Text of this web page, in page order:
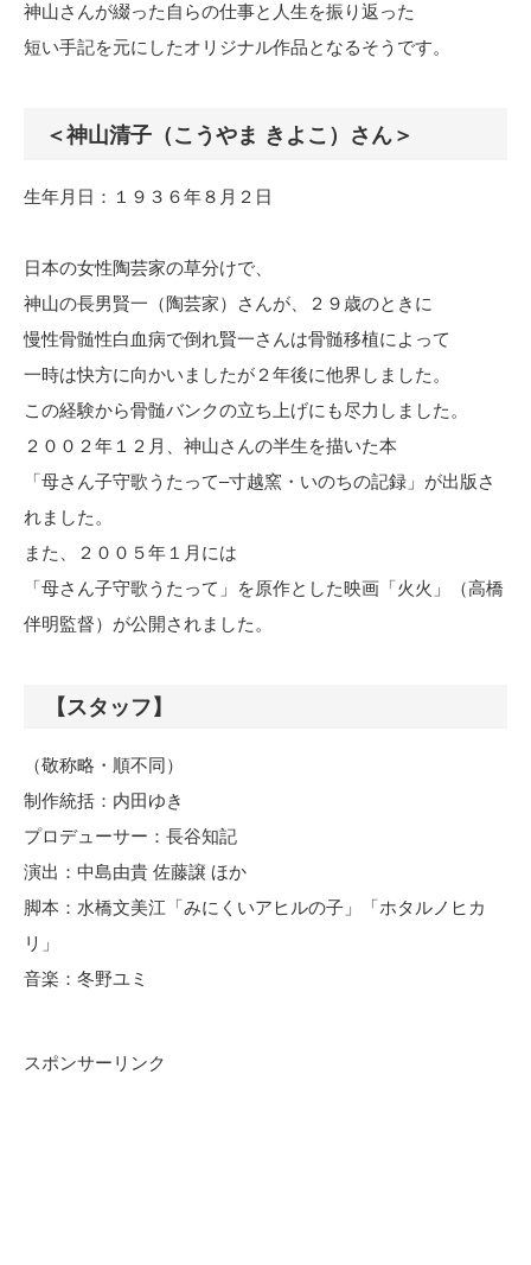
神山さんが綴った自らの仕事と人生を振り返った
短い手記を元にしたオリジナル作品となるそうです。
＜神山清子（こうやま きよこ）さん＞
生年月日：１９３６年８月２日
日本の女性陶芸家の草分けで、
神山の長男賢一（陶芸家）さんが、２９歳のときに
慢性骨髄性白血病で倒れ賢一さんは骨髄移植によって
一時は快方に向かいましたが２年後に他界しました。
この経験から骨髄バンクの立ち上げにも尽力しました。
２００２年１２月、神山さんの半生を描いた本
「母さん子守歌うたって–寸越窯・いのちの記録」が出版さ
れました。
また、２００５年１月には
「母さん子守歌うたって」を原作とした映画「火火」（高橋
伴明監督）が公開されました。
【スタッフ】
（敬称略・順不同）
制作統括：内田ゆき
プロデューサー：長谷知記
演出：中島由貴 佐藤譲 ほか
脚本：水橋文美江「みにくいアヒルの子」「ホタルノヒカ
リ」
音楽：冬野ユミ
スポンサーリンク